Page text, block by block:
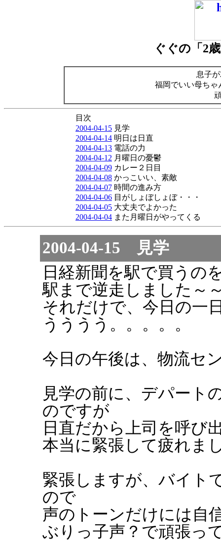
ぐぐの「2
息子
福岡でいい母ちゃ
目次
2004-04-15 見学
2004-04-14 明日は日直
2004-04-13 電話の力
2004-04-12 月曜日の憂鬱
2004-04-09 カレー２日目
2004-04-08 かっこいい、素敵
2004-04-07 時間の進み方
2004-04-06 目がしょぼしょぼ・・・
2004-04-05 大丈夫でよかった
2004-04-04 また月曜日がやってくる
2004-04-15 見学
日経新聞を駅で買うの
駅まで逆走しました～
それだけで、今日の一
うううう。。。。。
今日の午後は、物流セ
見学の前に、デパート
のですが
日直だから上司を呼び
本当に緊張して疲れま
緊張しますが、バイト
ので
声のトーンだけには自
ぶりっ子声？で頑張っ